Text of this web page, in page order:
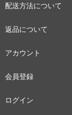
配送方法について
返品について
アカウント
会員登録
ログイン